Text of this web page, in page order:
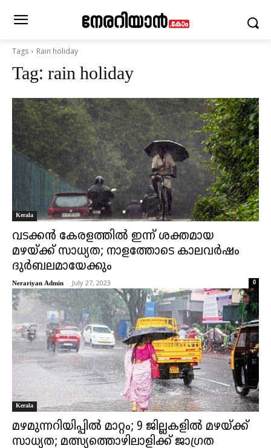
Tags Rain holiday
Tag: rain holiday
Kerala
വടക്കൻ കേരളത്തിൽ ഇന്ന് ശക്തമായ
മഴയ്ക്ക് സാധ്യത; നാളത്തോടെ കാലവർഷം
ദുർബലമായേക്കും
Nerariyan Admin - July 27, 2023 0
Kerala
മഴമുന്നറിയിപ്പിൽ മാറ്റം; 9 ജില്ലകളിൽ മഴയ്ക്ക്
സാധ്യത; മത്സ്യത്തൊഴിലാളിക്ക് ജാഗ്രത